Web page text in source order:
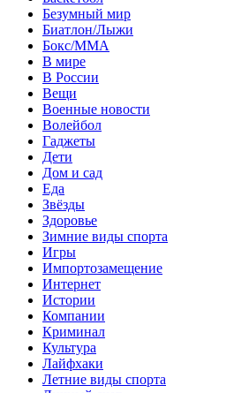
Безумный мир
Биатлон/Лыжи
Бокс/MMA
В мире
В России
Вещи
Военные новости
Волейбол
Гаджеты
Дети
Дом и сад
Еда
Звёзды
Здоровье
Зимние виды спорта
Игры
Импортозамещение
Интернет
Истории
Компании
Криминал
Культура
Лайфхаки
Летние виды спорта